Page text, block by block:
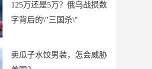
125万还是5万？俄乌战损数
字背后的\"三国杀\"
卖瓜子水饺男装，怎会威胁